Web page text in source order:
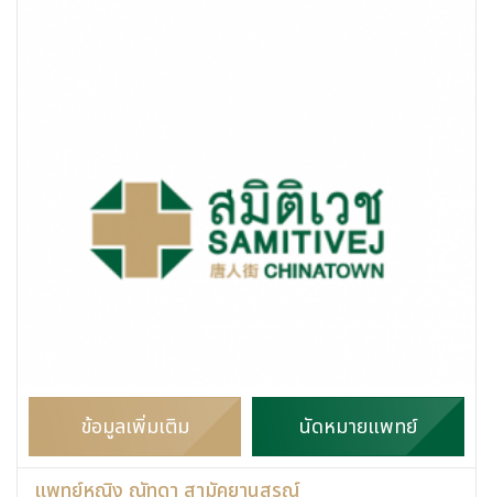
ข้อมูลเพิ่มเติม นัดหมายแพทย์
แพทย์หญิง ณัทดา สามัคยานุสรณ์